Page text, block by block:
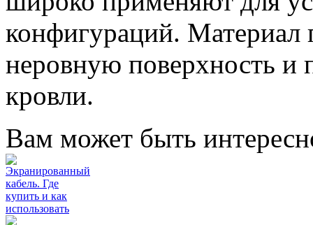
конфигураций. Материал
неровную поверхность и
кровли.
Вам может быть
Экранированный
кабель. Где
купить и как
использовать